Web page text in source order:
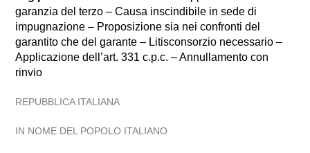
garanzia del terzo – Causa inscindibile in sede di
impugnazione – Proposizione sia nei confronti del
garantito che del garante – Litisconsorzio necessario –
Applicazione dell’art. 331 c.p.c. – Annullamento con
rinvio
REPUBBLICA ITALIANA
IN NOME DEL POPOLO ITALIANO